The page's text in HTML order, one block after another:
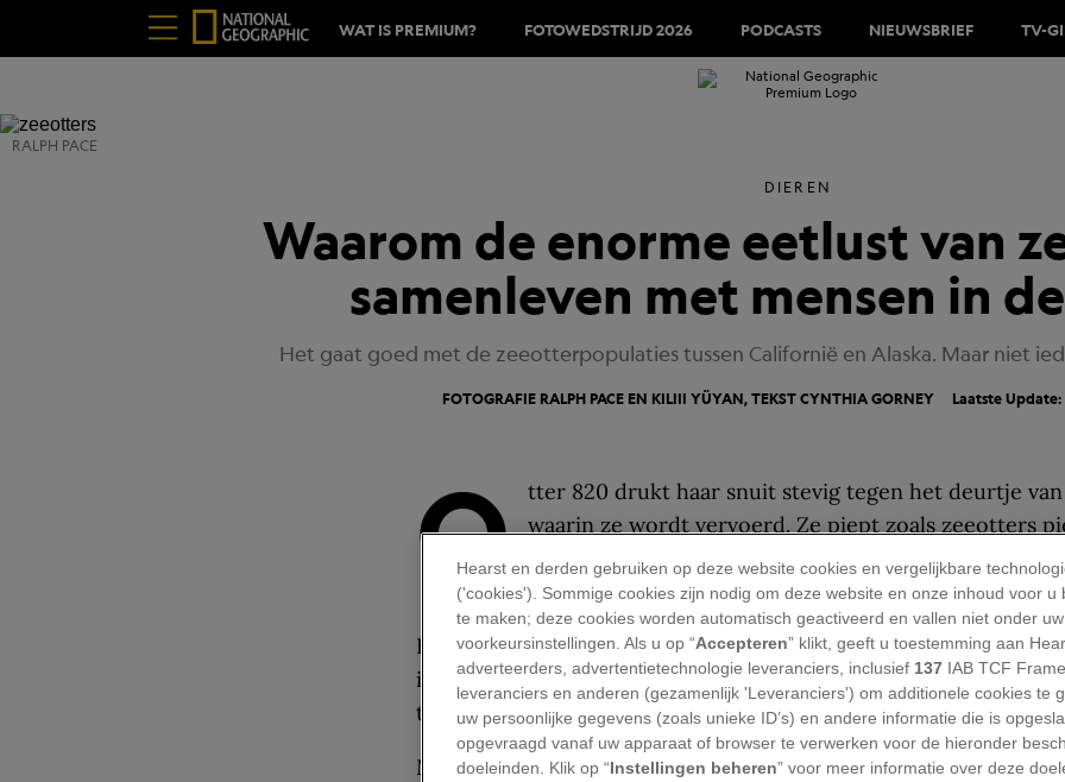
WAT IS PREMIUM? FOTOWEDSTRIJD 2026 PODCASTS NIEUWSBRIEF TV-
RALPH PACE
DIEREN
Waarom de enorme eetlust van
samenleven met mensen in
Het gaat goed met de zeeotterpopulaties tussen Californië en Alaska. Maar niet
FOTOGRAFIE RALPH PACE EN KILIII YÜYAN, TEKST CYNTHIA GORNEY Laatste
O
tter 820 drukt haar snuit stevig tegen het deurtje
waarin ze wordt vervoerd. Ze piept zoals zeeotters
wanneer ze in paniek zijn, of boos, of wanneer ze hun
roepen.
Het gezenderde beestje heeft donkere ogen en een donker­
is zestien maanden oud, een echte zeeotterpuber, en haar leven
toe gekenmerkt door nare gebeurtenissen.
Meteen na haar geboorte werd ze in de steek gelaten. Ze werd
Hearst en derden gebruiken op deze website cookies en vergelijkbare
('cookies'). Sommige cookies zijn nodig om deze website en onze inhoud voor u
te maken; deze cookies worden automatisch geactiveerd en vallen niet onder uw
voorkeursinstellingen. Als u op “Accepteren” klikt, geeft u toestemming aan
adverteerders, advertentietechnologie leveranciers, inclusief 137 IAB TCF
leveranciers en anderen (gezamenlijk 'Leveranciers') om additionele cookies te
uw persoonlijke gegevens (zoals unieke ID’s) en andere informatie die is
opgevraagd vanaf uw apparaat of browser te verwerken voor de hieronder
doeleinden. Klik op “Instellingen beheren” voor meer informatie over deze